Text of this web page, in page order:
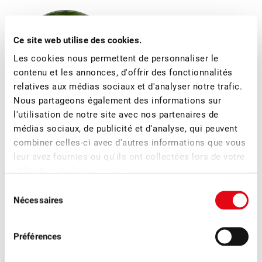
Ce site web utilise des cookies.
Les cookies nous permettent de personnaliser le
contenu et les annonces, d'offrir des fonctionnalités
relatives aux médias sociaux et d'analyser notre trafic.
Nous partageons également des informations sur
l'utilisation de notre site avec nos partenaires de
médias sociaux, de publicité et d'analyse, qui peuvent
combiner celles-ci avec d'autres informations que vous
leur avez fournies ou qu'ils ont collectées lors de votre
Nécessaires
Préférences
Jimmy Mariéthoz
Directeur
Plus d'actualités